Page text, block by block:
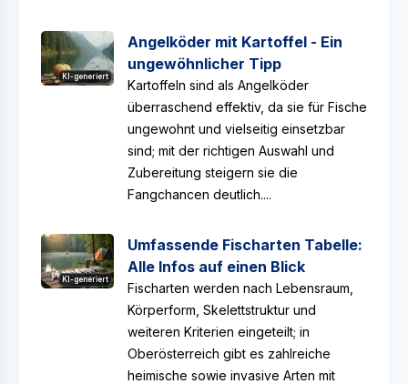
KI-generiert
Angelköder mit Kartoffel - Ein
ungewöhnlicher Tipp
Kartoffeln sind als Angelköder
überraschend effektiv, da sie für Fische
ungewohnt und vielseitig einsetzbar
sind; mit der richtigen Auswahl und
Zubereitung steigern sie die
Fangchancen deutlich....
KI-generiert
Umfassende Fischarten Tabelle:
Alle Infos auf einen Blick
Fischarten werden nach Lebensraum,
Körperform, Skelettstruktur und
weiteren Kriterien eingeteilt; in
Oberösterreich gibt es zahlreiche
heimische sowie invasive Arten mit